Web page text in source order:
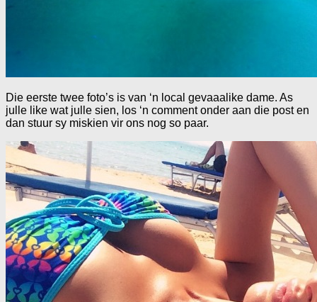
Die eerste twee foto’s is van ‘n local gevaaalike dame. As
julle like wat julle sien, los ‘n comment onder aan die post en
dan stuur sy miskien vir ons nog so paar.